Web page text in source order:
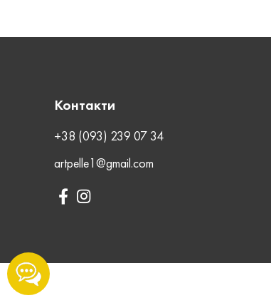
СТАТЬ
Контакти
+38 (093) 239 07 34
artpelle1@gmail.com